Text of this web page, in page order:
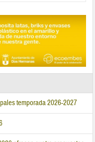
temporada 2026-2027